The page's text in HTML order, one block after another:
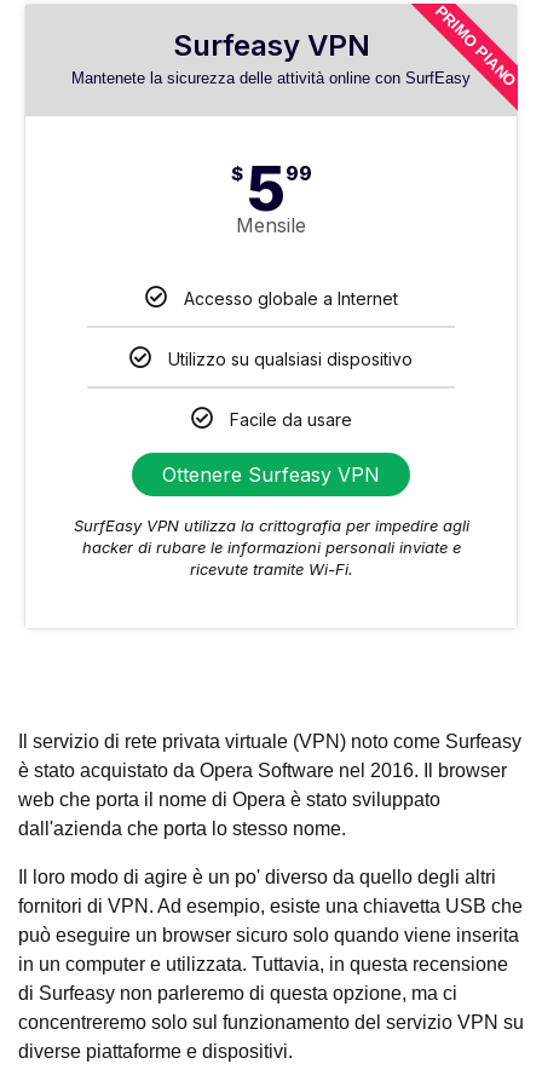
Surfeasy VPN
Mantenete la sicurezza delle attività online con SurfEasy
$ 599
Mensile
Accesso globale a Internet
Utilizzo su qualsiasi dispositivo
Facile da usare
Ottenere Surfeasy VPN
SurfEasy VPN utilizza la crittografia per impedire agli
hacker di rubare le informazioni personali inviate e
ricevute tramite Wi-Fi.
PRIMO PIANO
Il servizio di rete privata virtuale (VPN) noto come Surfeasy
è stato acquistato da Opera Software nel 2016. Il browser
web che porta il nome di Opera è stato sviluppato
dall'azienda che porta lo stesso nome.
Il loro modo di agire è un po' diverso da quello degli altri
fornitori di VPN. Ad esempio, esiste una chiavetta USB che
può eseguire un browser sicuro solo quando viene inserita
in un computer e utilizzata. Tuttavia, in questa recensione
di Surfeasy non parleremo di questa opzione, ma ci
concentreremo solo sul funzionamento del servizio VPN su
diverse piattaforme e dispositivi.